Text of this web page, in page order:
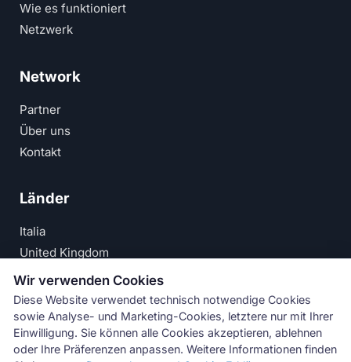
Wie es funktioniert
Netzwerk
Network
Partner
Über uns
Kontakt
Länder
Italia
United Kingdom
Deutschland
España
© Numeri Primi Srl — USt-IdNr. IT11621120960 ·
Impressum·Datenschutzerklärung
Wir verwenden Cookies
Diese Website verwendet technisch notwendige Cookies
sowie Analyse- und Marketing-Cookies, letztere nur mit Ihrer
Einwilligung. Sie können alle Cookies akzeptieren, ablehnen
oder Ihre Präferenzen anpassen. Weitere Informationen finden